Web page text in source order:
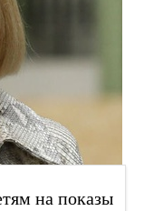
на показы